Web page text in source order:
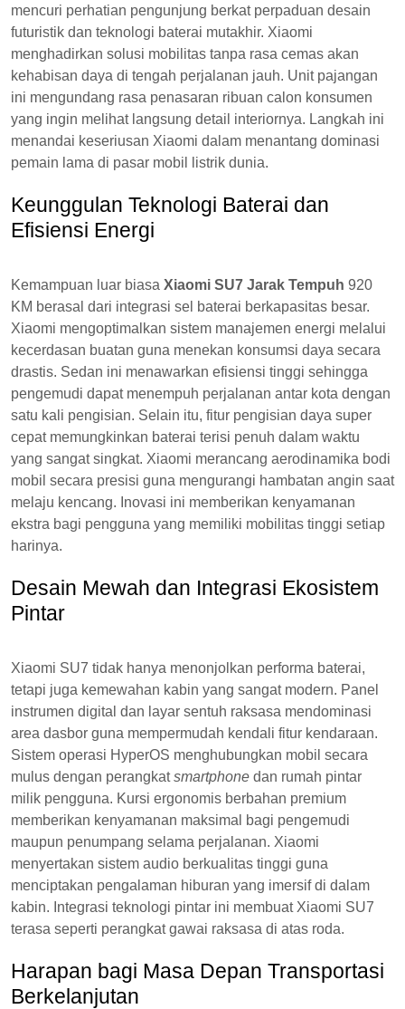
mencuri perhatian pengunjung berkat perpaduan desain
futuristik dan teknologi baterai mutakhir. Xiaomi
menghadirkan solusi mobilitas tanpa rasa cemas akan
kehabisan daya di tengah perjalanan jauh. Unit pajangan
ini mengundang rasa penasaran ribuan calon konsumen
yang ingin melihat langsung detail interiornya. Langkah ini
menandai keseriusan Xiaomi dalam menantang dominasi
pemain lama di pasar mobil listrik dunia.
Keunggulan Teknologi Baterai dan
Efisiensi Energi
Kemampuan luar biasa Xiaomi SU7 Jarak Tempuh 920
KM berasal dari integrasi sel baterai berkapasitas besar.
Xiaomi mengoptimalkan sistem manajemen energi melalui
kecerdasan buatan guna menekan konsumsi daya secara
drastis. Sedan ini menawarkan efisiensi tinggi sehingga
pengemudi dapat menempuh perjalanan antar kota dengan
satu kali pengisian. Selain itu, fitur pengisian daya super
cepat memungkinkan baterai terisi penuh dalam waktu
yang sangat singkat. Xiaomi merancang aerodinamika bodi
mobil secara presisi guna mengurangi hambatan angin saat
melaju kencang. Inovasi ini memberikan kenyamanan
ekstra bagi pengguna yang memiliki mobilitas tinggi setiap
harinya.
Desain Mewah dan Integrasi Ekosistem
Pintar
Xiaomi SU7 tidak hanya menonjolkan performa baterai,
tetapi juga kemewahan kabin yang sangat modern. Panel
instrumen digital dan layar sentuh raksasa mendominasi
area dasbor guna mempermudah kendali fitur kendaraan.
Sistem operasi HyperOS menghubungkan mobil secara
mulus dengan perangkatsmartphone dan rumah pintar
milik pengguna. Kursi ergonomis berbahan premium
memberikan kenyamanan maksimal bagi pengemudi
maupun penumpang selama perjalanan. Xiaomi
menyertakan sistem audio berkualitas tinggi guna
menciptakan pengalaman hiburan yang imersif di dalam
kabin. Integrasi teknologi pintar ini membuat Xiaomi SU7
terasa seperti perangkat gawai raksasa di atas roda.
Harapan bagi Masa Depan Transportasi
Berkelanjutan